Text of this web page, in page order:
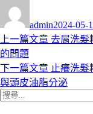
者
admin佈
日
2024-05-
文
章
導
覽
上一篇文章 上
篇
文
去屑洗髮
的問題
下一篇文章 下
一
止癢洗
與頭皮油脂分泌
搜